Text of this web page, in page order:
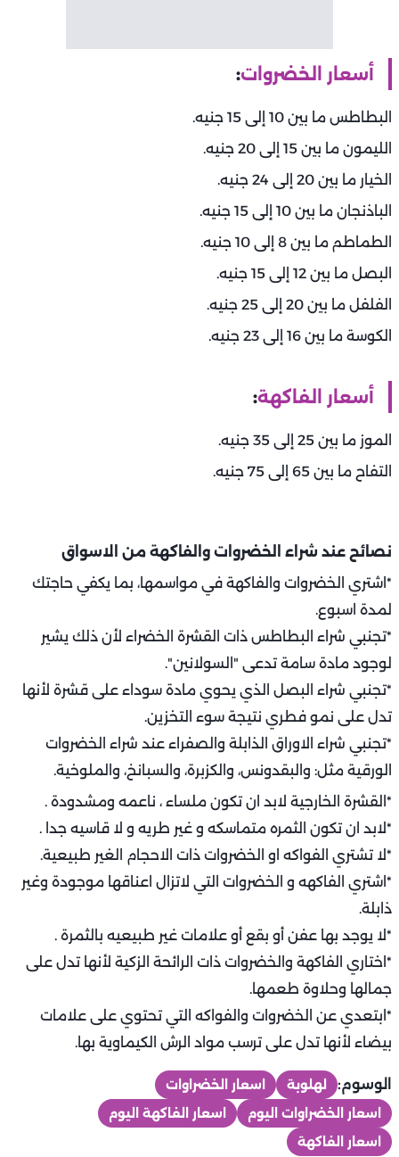
أسعار الخضروات:
البطاطس ما بين 10 إلى 15 جنيه.
الليمون ما بين 15 إلى 20 جنيه.
الخيار ما بين 20 إلى 24 جنيه.
الباذنجان ما بين 10 إلى 15 جنيه.
الطماطم ما بين 8 إلى 10 جنيه.
البصل ما بين 12 إلى 15 جنيه.
الفلفل ما بين 20 إلى 25 جنيه.
الكوسة ما بين 16 إلى 23 جنيه.
أسعار الفاكهة:
الموز ما بين 25 إلى 35 جنيه.
التفاح ما بين 65 إلى 75 جنيه.
نصائح عند شراء الخضروات والفاكهة من الاسواق
*اشتري الخضروات والفاكهة في مواسمها، بما يكفي حاجتك
لمدة اسبوع.
*تجنبي شراء البطاطس ذات القشرة الخضراء لأن ذلك يشير
لوجود مادة سامة تدعى "السولانين".
*تجنبي شراء البصل الذي يحوي مادة سوداء على قشرة لأنها
تدل على نمو فطري نتيجة سوء التخزين.
*تجنبي شراء الاوراق الذابلة والصفراء عند شراء الخضروات
الورقية مثل: والبقدونس، والكزبرة، والسبانخ، والملوخية.
*القشرة الخارجية لابد ان تكون ملساء ، ناعمه ومشدودة .
*لابد ان تكون الثمره متماسكه و غير طريه و لا قاسيه جدا .
*لا تشتري الفواكه او الخضروات ذات الاحجام الغير طبيعية.
*اشتري الفاكهه و الخضروات التي لاتزال اعناقها موجودة وغير
ذابلة.
*لا يوجد بها عفن أو بقع أو علامات غير طبيعيه بالثمرة .
*اختاري الفاكهة والخضروات ذات الرائحة الزكية لأنها تدل على
جمالها وحلاوة طعمها.
*ابتعدي عن الخضروات والفواكه التي تحتوي على علامات
بيضاء لأنها تدل على ترسب مواد الرش الكيماوية بها.
الوسوم: لهلوبة
اسعار الخضراوات
اسعار الخضراوات اليوم
اسعار الفاكهة اليوم
اسعار الفاكهة